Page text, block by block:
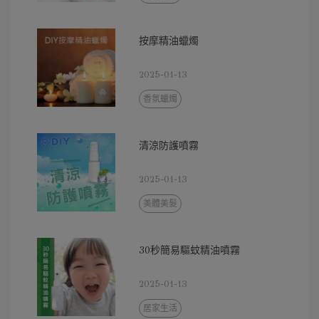
按摩精油蠟燭
2025-01-13
香氛蠟燭
清涼防護噴霧
2025-01-13
美體美髮
30秒簡易驅蚊精油噴霧
2025-01-13
居家生活